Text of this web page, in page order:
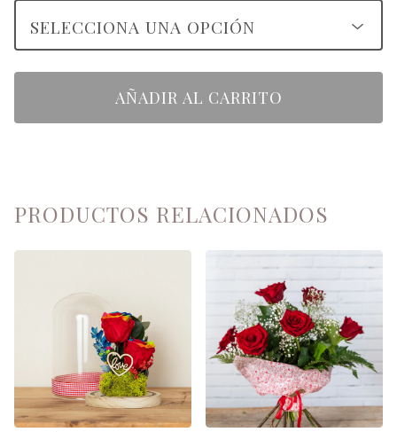
AÑADIR AL CARRITO
PRODUCTOS RELACIONADOS